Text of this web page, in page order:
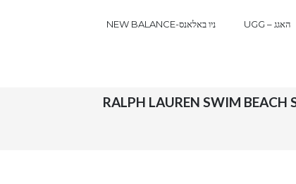
NEW BALANCE-ניו באלאנס UGG – האגג